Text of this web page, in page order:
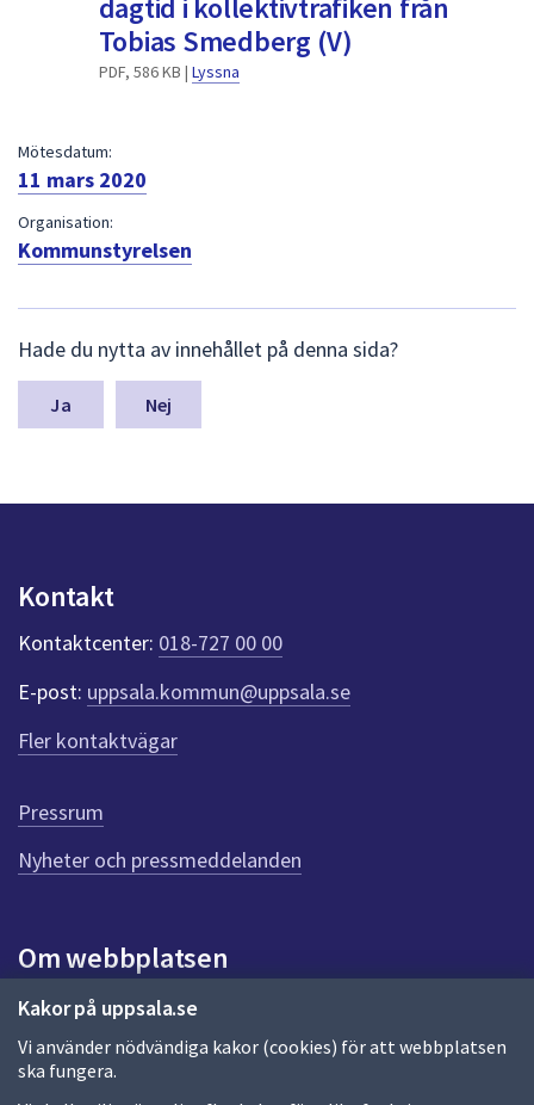
av
dem.
Kakor på uppsala.se
Vi använder nödvändiga kakor (cookies) för att webbplatsen
ska fungera.
dagtid i kollektivtrafiken från
Tobias Smedberg (V)
PDF, 586 KB | Lyssna
Mötesdatum:
11 mars 2020
Organisation:
Kommunstyrelsen
ä
m
a
n
k
t
e
r
f
ö
r
e
n
n
a
d
a
Hade du nytta av innehållet på denna sida?
Nej
Kontakt
Kontaktcenter: 018-727 00 00
E-post: uppsala.kommun@uppsala.se
Fler kontaktvägar
Pressrum
Nyheter och pressmeddelanden
Om webbplatsen
Om webbplatsen
Allmänna handlingar och diarium
Behandling av personuppgifter